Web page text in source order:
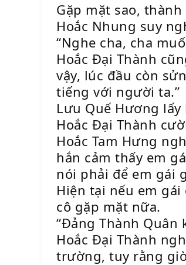
Gặp mặt sao,
Hoắc Nhung suy
“Nghe cha, cha
Hoắc Đại Thành
vậy, lúc đầu còn
tiếng với người ta.”
Lưu Quế Hương
Hoắc Đại Thành
Hoắc Tam Hưng
hắn cảm thấy em
nói phải để em gái
Hiện tại nếu em
cô gặp mặt nữa.
“Đảng Thành Quân
Hoắc Đại Thành
trường, tuy rằng